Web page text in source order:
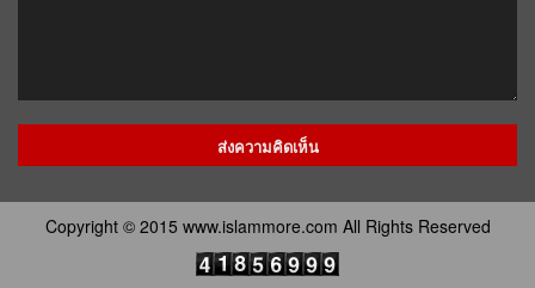
Copyright © 2015 www.islammore.com All Rights Reserved